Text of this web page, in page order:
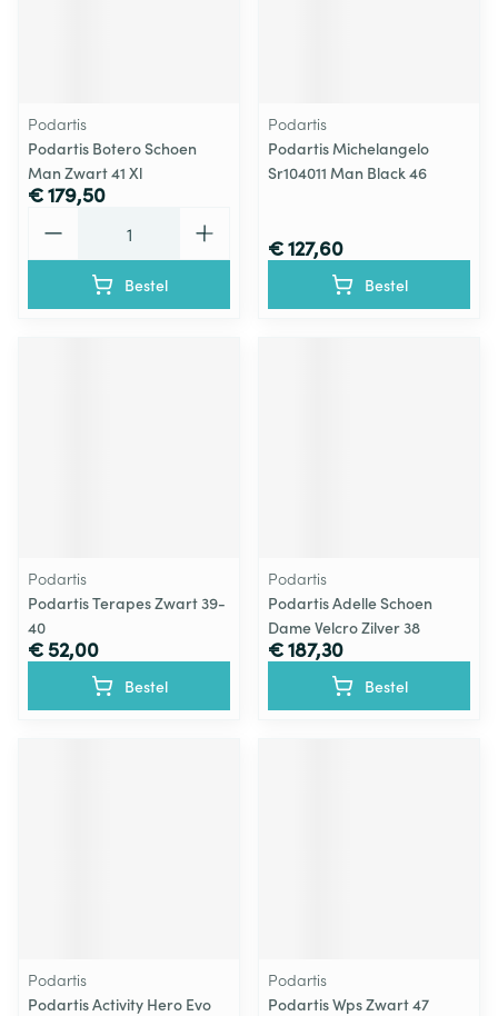
Podartis
Podartis Botero Schoen
Man Zwart 41 Xl
€ 179,50
Bestel
Podartis
Podartis Michelangelo
Sr104011 Man Black 46
€ 127,60
Bestel
Podartis
Podartis Terapes Zwart 39-
40
€ 52,00
Bestel
Podartis
Podartis Adelle Schoen
Dame Velcro Zilver 38
€ 187,30
Bestel
Podartis
Podartis Activity Hero Evo
Podartis
Podartis Wps Zwart 47